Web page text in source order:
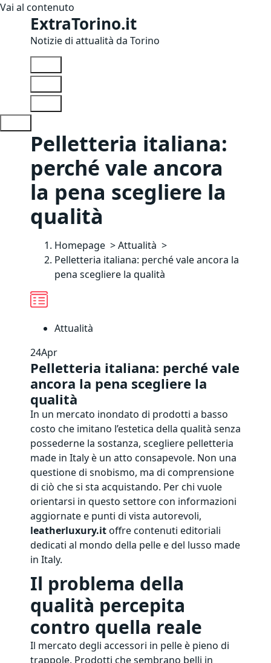
Vai al contenuto
ExtraTorino.it
Notizie di attualità da Torino
Pelletteria italiana:
perché vale ancora
la pena scegliere la
qualità
Homepage >Attualità >
Pelletteria italiana: perché vale ancora la
pena scegliere la qualità
Attualità
24Apr
Pelletteria italiana: perché vale
ancora la pena scegliere la
qualità
In un mercato inondato di prodotti a basso
costo che imitano l’estetica della qualità senza
possederne la sostanza, scegliere pelletteria
made in Italy è un atto consapevole. Non una
questione di snobismo, ma di comprensione
di ciò che si sta acquistando. Per chi vuole
orientarsi in questo settore con informazioni
aggiornate e punti di vista autorevoli,
leatherluxury.itoffre contenuti editoriali
dedicati al mondo della pelle e del lusso made
in Italy.
Il problema della
qualità percepita
contro quella reale
Il mercato degli accessori in pelle è pieno di
trappole. Prodotti che sembrano belli in